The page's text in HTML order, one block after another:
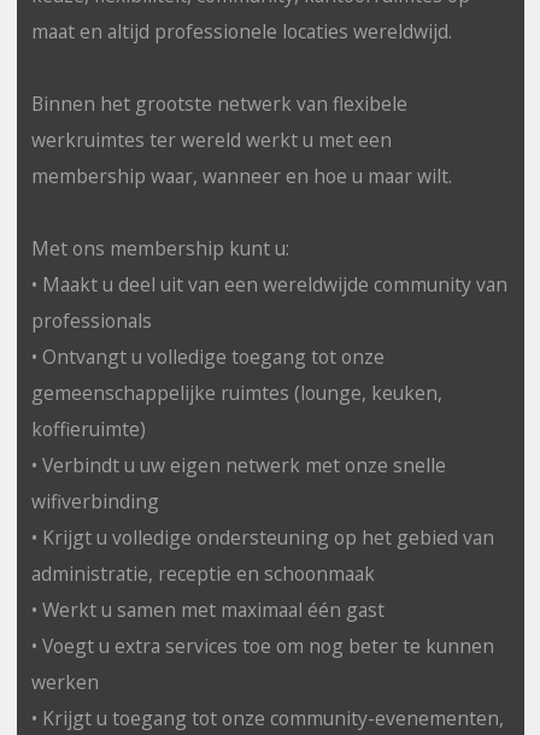
maat en altijd professionele locaties wereldwijd.
Binnen het grootste netwerk van flexibele
werkruimtes ter wereld werkt u met een
membership waar, wanneer en hoe u maar wilt.
Met ons membership kunt u:
• Maakt u deel uit van een wereldwijde community van
professionals
• Ontvangt u volledige toegang tot onze
gemeenschappelijke ruimtes (lounge, keuken,
koffieruimte)
• Verbindt u uw eigen netwerk met onze snelle
wifiverbinding
• Krijgt u volledige ondersteuning op het gebied van
administratie, receptie en schoonmaak
• Werkt u samen met maximaal één gast
• Voegt u extra services toe om nog beter te kunnen
werken
• Krijgt u toegang tot onze community-evenementen,